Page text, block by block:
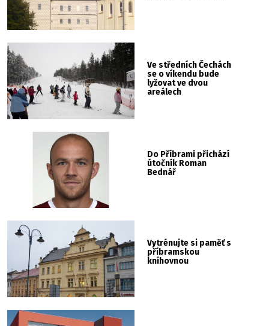
Ve středních Čechách
se o víkendu bude
lyžovat ve dvou
areálech
Do Příbrami přichází
útočník Roman
Bednář
Vytrénujte si paměť s
příbramskou
knihovnou